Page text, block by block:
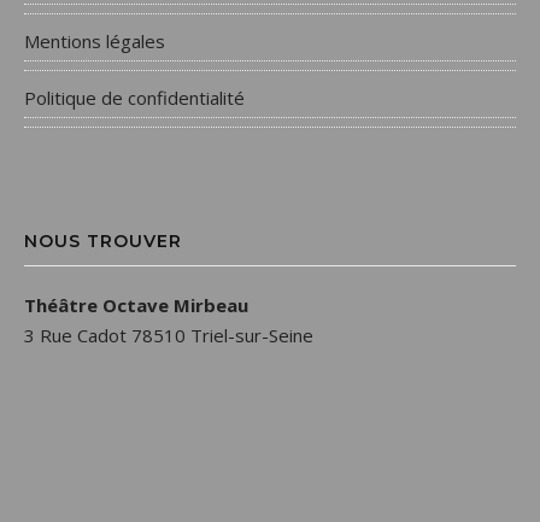
Mentions légales
Politique de confidentialité
NOUS TROUVER
Théâtre Octave Mirbeau
3 Rue Cadot 78510 Triel-sur-Seine